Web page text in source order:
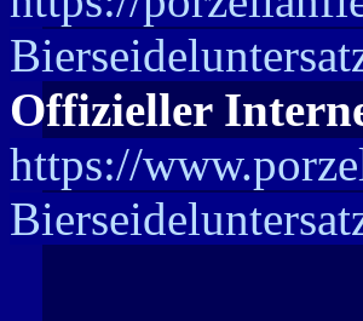
Offizieller
https://